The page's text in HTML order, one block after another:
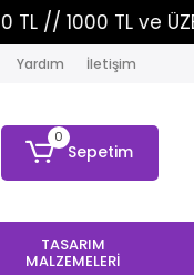
ve ÜZERİ
Yardım İletişim
0
Sepetim
TASARIM
MALZEMELERİ